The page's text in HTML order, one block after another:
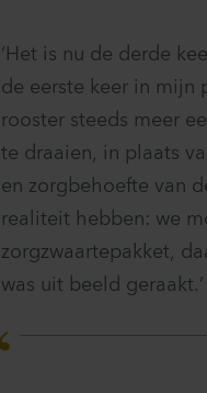
‘Het is nu de derde
de eerste keer in mijn
rooster steeds meer
te draaien, in plaats
en zorgbehoefte van
realiteit hebben: we
zorgzwaartepakket,
was uit beeld geraakt.’